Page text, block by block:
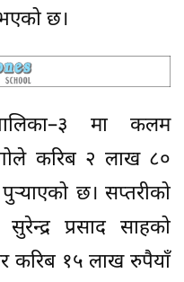
छ।
मा कलम
करिब २ लाख ८०
छ। सप्तरीको
प्रसाद साहको
करिब १५ लाख रुपैयाँ